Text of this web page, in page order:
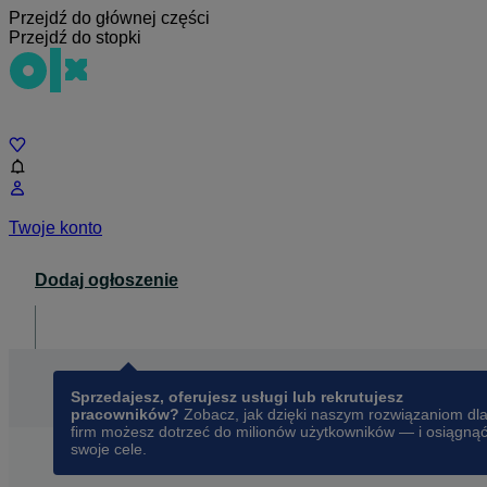
Przejdź do głównej części
Przejdź do stopki
Twoje konto
Dodaj ogłoszenie
Sprzedajesz, oferujesz usługi lub rekrutujesz
pracowników? Zobacz, jak dzięki naszym rozwiązaniom dla
firm możesz dotrzeć do milionów użytkowników — i osiągnąć
swoje cele.